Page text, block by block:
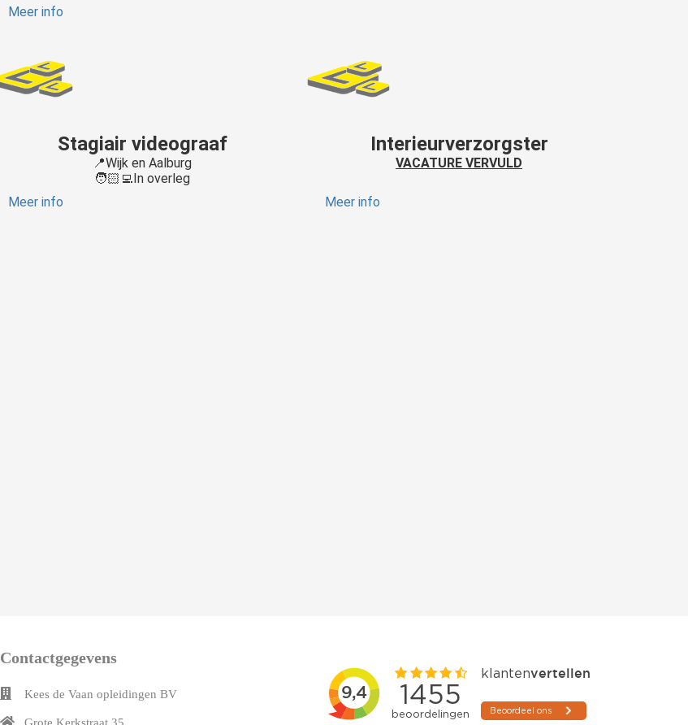
Meer info
Stagiair videograaf
📍Wijk en Aalburg
🧑🏻‍💻In overleg
Meer info
Interieurverzorgster
VACATURE VERVULD
Meer info
Contactgegevens
Kees de Vaan opleidingen BV